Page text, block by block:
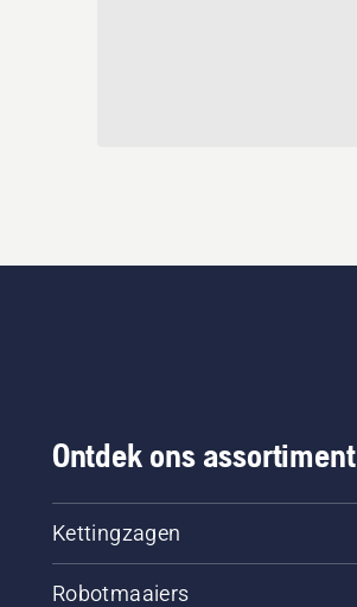
Ontdek ons assortiment
Kettingzagen
Robotmaaiers